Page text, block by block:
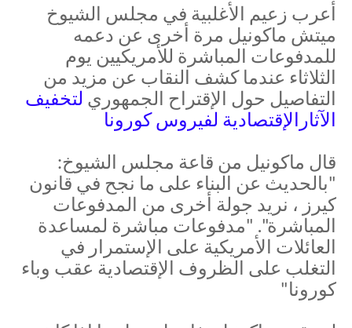
أعرب زعيم الأغلبية في مجلس الشيوخ
ميتش ماكونيل مرة أخرى عن دعمه
للمدفوعات المباشرة للأمريكيين يوم
الثلاثاء عندما كشف النقاب عن مزيد من
التفاصيل حول الإقتراح الجمهوري لتخفيف
الآثارالإقتصادية لفيروس كورونا
قال ماكونيل من قاعة مجلس الشيوخ:
"بالحديث عن البناء على ما نجح في قانون
كيرز ، نريد جولة أخرى من المدفوعات
المباشرة". "مدفوعات مباشرة لمساعدة
العائلات الأمريكية على الإستمرار في
التغلب على الظروف الإقتصادية عقب وباء
كورونا"